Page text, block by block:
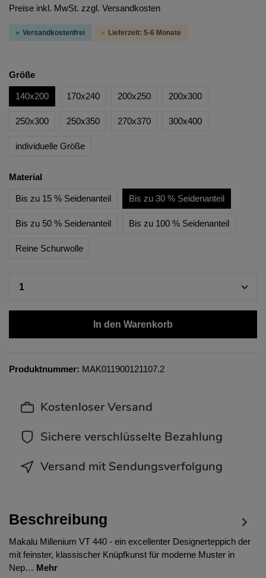
Preise inkl. MwSt. zzgl. Versandkosten
Versandkostenfrei Lieferzeit: 5-6 Monate
Größe
140x200 170x240 200x250 200x300
250x300 250x350 270x370 300x400
individuelle Größe
Material
Bis zu 15 % Seidenanteil Bis zu 30 % Seidenanteil
Bis zu 50 % Seidenanteil Bis zu 100 % Seidenanteil
Reine Schurwolle
In den Warenkorb
Produktnummer: MAK011900121107.2
Kostenloser Versand
Sichere verschlüsselte Bezahlung
Versand mit Sendungsverfolgung
Beschreibung
Makalu Millenium VT 440 - ein excellenter Designerteppich der
mit feinster, klassischer Knüpfkunst für moderne Muster in
Nep… Mehr